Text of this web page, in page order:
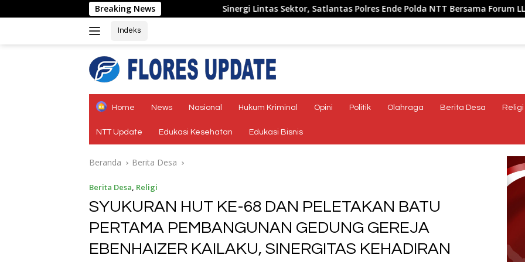
ke
Breaking NewsSinergi Lintas Sektor, Satlantas Polres Ende Polda NTT Bersama Forum LLAJ Gelar Rapat
Indeks
Home News Nasional Hukum Kriminal Opini Politik Olahraga Berita Desa Religi
NTT Update Edukasi Kesehatan Edukasi Bisnis
Beranda Berita Desa
Berita Desa, Religi
SYUKURAN HUT KE-68 DAN PELETAKAN BATU
PERTAMA PEMBANGUNAN GEDUNG GEREJA
EBENHAIZER KAILAKU, SINERGITAS KEHADIRAN